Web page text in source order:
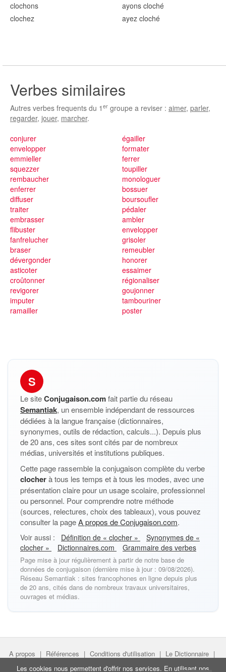
clochons
clochez
ayons cloché
ayez cloché
Verbes similaires
Autres verbes frequents du 1 er groupe a reviser : aimer, parler,
regarder, jouer, marcher.
conjurer
envelopper
emmieller
squezzer
rembaucher
enferrer
diffuser
traiter
embrasser
égailler
formater
ferrer
toupiller
monologuer
bossuer
boursoufler
pédaler
ambler
flibuster
fanfrelucher
braser
dévergonder
asticoter
croûtonner
revigorer
imputer
ramailler
envelopper
grisoler
remeubler
honorer
essaimer
régionaliser
goujonner
tambouriner
poster
S
Le siteConjugaison.comfait partie du réseau
Semantiak, un ensemble indépendant de ressources
dédiées à la langue française (dictionnaires,
synonymes, outils de rédaction, calculs...). Depuis plus
de 20 ans, ces sites sont cités par de nombreux
médias, universités et institutions publiques.
Cette page rassemble la conjugaison complète du verbe
clocherà tous les temps et à tous les modes, avec une
présentation claire pour un usage scolaire, professionnel
ou personnel. Pour comprendre notre méthode
(sources, relectures, choix des tableaux), vous pouvez
consulter la pageA propos de Conjugaison.com.
Voir aussi : Définition de « clocher »
Synonymes de «
clocher »
Dictionnaires.com Grammaire des verbes
Page mise à jour régulièrement à partir de notre base de
données de conjugaison (dernière mise à jour : 09/08/2026).
Réseau Semantiak : sites francophones en ligne depuis plus
de 20 ans, cités dans de nombreux travaux universitaires,
ouvrages et médias.
A propos | Références | Conditions d'utilisation | Le Dictionnaire |
Faire un lien | Liens utiles
Les cookies nous permettent d'offrir nos services. En utilisant nos